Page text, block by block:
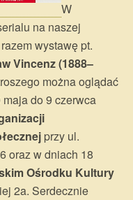
W
na naszej
wystawę pt.
Vincenz (1888–
można oglądać
do 9 czerwca
przy ul.
oraz w dniach 18
Ośrodku Kultury
2a. Serdecznie